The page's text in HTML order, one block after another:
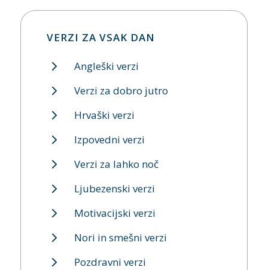
VERZI ZA VSAK DAN
Angleški verzi
Verzi za dobro jutro
Hrvaški verzi
Izpovedni verzi
Verzi za lahko noč
Ljubezenski verzi
Motivacijski verzi
Nori in smešni verzi
Pozdravni verzi